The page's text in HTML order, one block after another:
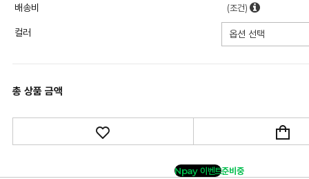
배송비 (조건)
컬러
총 상품 금액
Npay 이벤트준비중